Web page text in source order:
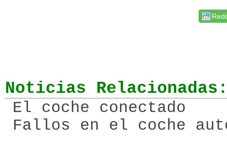
Noticias
El coche conectado
Fallos en el coche